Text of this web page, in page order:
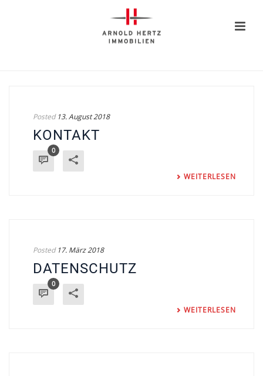
Posted 13. August 2018
KONTAKT
0
WEITERLESEN
Posted 17. März 2018
DATENSCHUTZ
0
WEITERLESEN